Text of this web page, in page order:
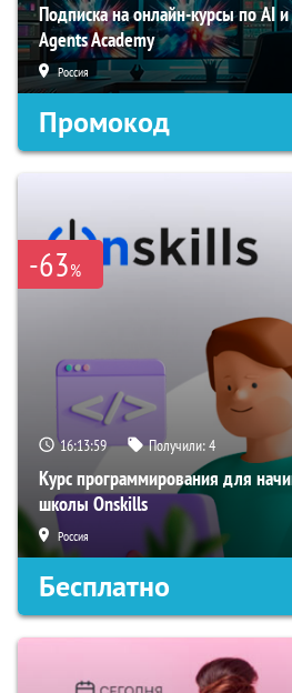
Подписка на онлайн-курсы по AI
Agents Academy
Россия
Промокод
-63%
16:13:58 Получили:4
Курс программирования для
школы Onskills
Россия
Бесплатно